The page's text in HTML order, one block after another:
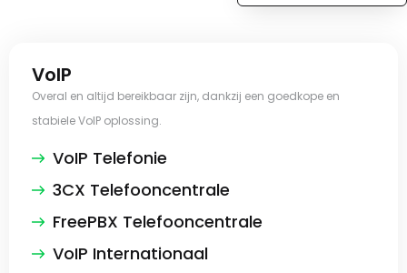
VoIP
Overal en altijd bereikbaar zijn, dankzij een goedkope en
stabiele VoIP oplossing.
VoIP Telefonie
3CX Telefooncentrale
FreePBX Telefooncentrale
VoIP Internationaal